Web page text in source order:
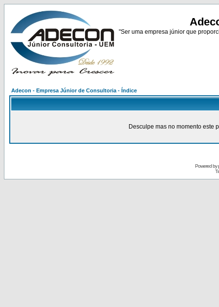
"Ser uma empresa júnior que
Adecon - Empresa Júnior de Consultoria - Índice
Desculpe mas no momento este
Powered by